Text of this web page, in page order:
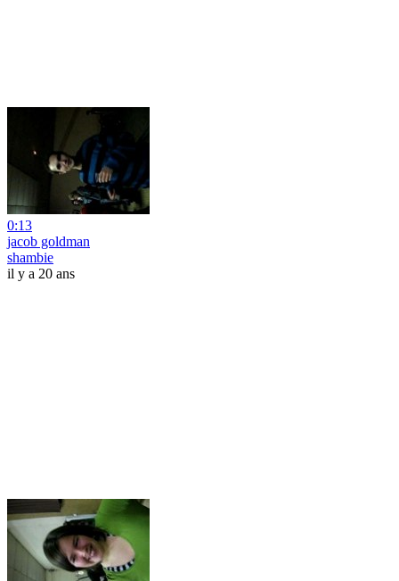
0:13
jacob goldman
shambie
il y a 20 ans